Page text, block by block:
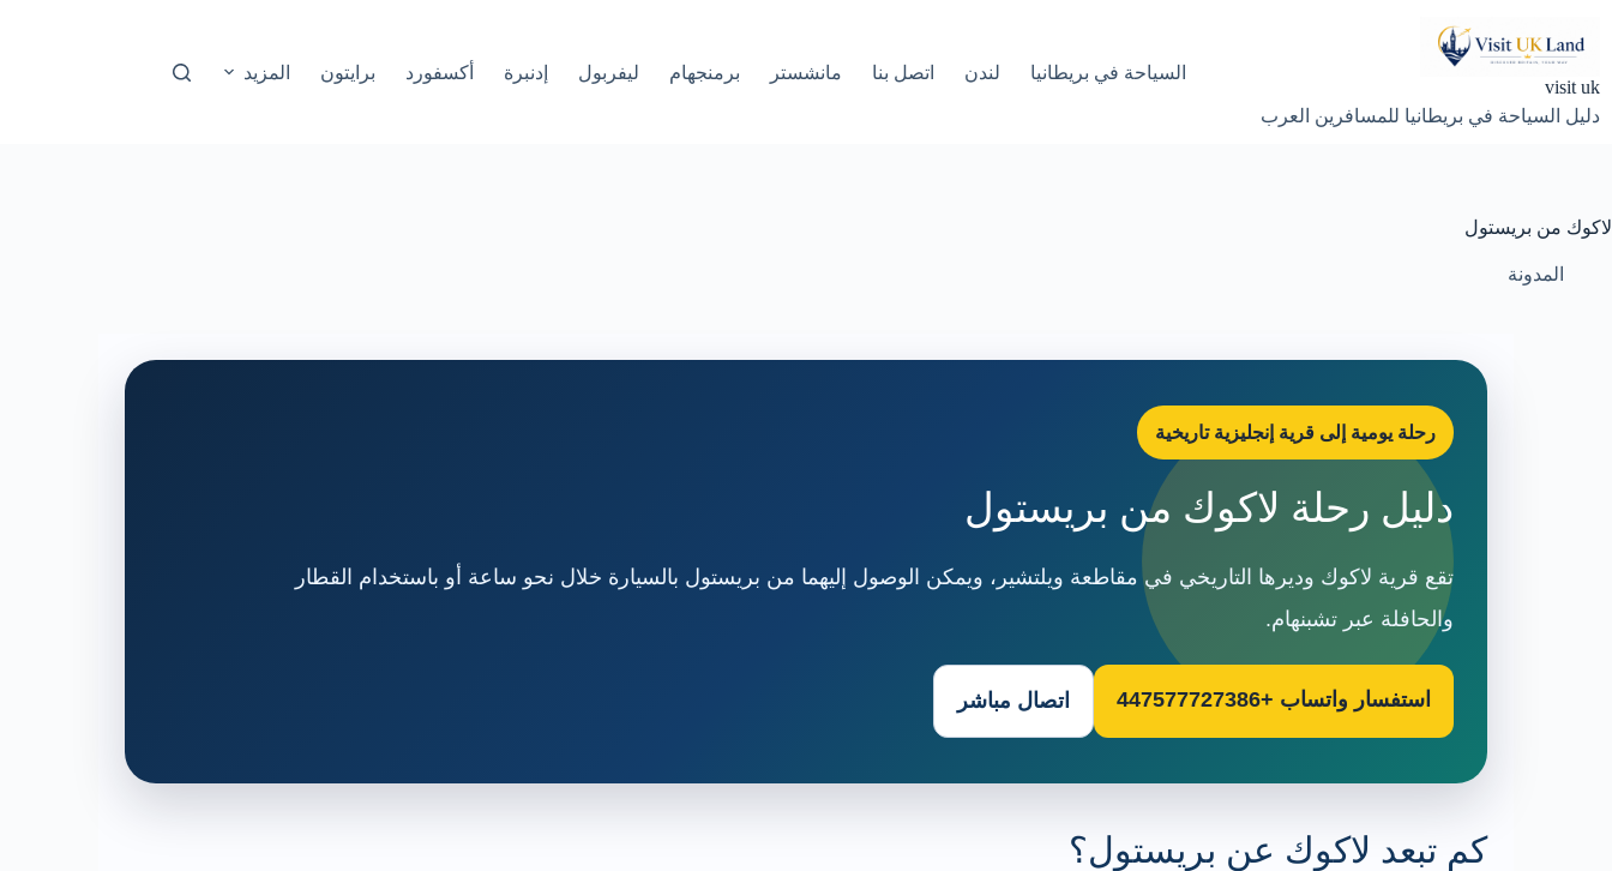
المحتوى
visit uk
دليل السياحة في بريطانيا للمسافرين العرب
السياحة في بريطانيا لندن اتصل بنا مانشستر برمنجهام ليفربول إدنبرة أكسفورد برايتون المزيد
لاكوك من بريستول
المدونة
رحلة يومية إلى قرية إنجليزية تاريخية
دليل رحلة لاكوك من بريستول
تقع قرية لاكوك وديرها التاريخي في مقاطعة ويلتشير، ويمكن الوصول إليهما من بريستول بالسيارة خلال نحو ساعة أو باستخدام القطار
والحافلة عبر تشبنهام.
استفسار واتساب +447577727386 اتصال مباشر
كم تبعد لاكوك عن بريستول؟